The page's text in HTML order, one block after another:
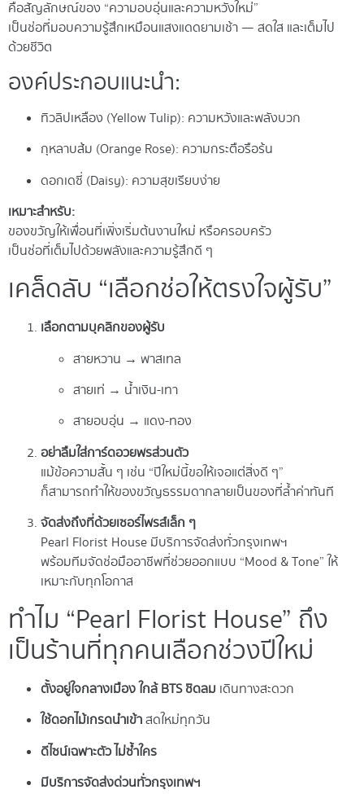
คือสัญลักษณ์ของ “ความอบอุ่นและความหวังใหม่”
เป็นช่อที่มอบความรู้สึกเหมือนแสงแดดยามเช้า — สดใส และเต็มไป
ด้วยชีวิต
องค์ประกอบแนะนำ:
ทิวลิปเหลือง (Yellow Tulip): ความหวังและพลังบวก
กุหลาบส้ม (Orange Rose): ความกระตือรือร้น
ดอกเดซี่ (Daisy): ความสุขเรียบง่าย
เหมาะสำหรับ:
ของขวัญให้เพื่อนที่เพิ่งเริ่มต้นงานใหม่ หรือครอบครัว
เป็นช่อที่เต็มไปด้วยพลังและความรู้สึกดี ๆ
เคล็ดลับ “เลือกช่อให้ตรงใจผู้รับ”
เลือกตามบุคลิกของผู้รับ
สายหวาน → พาสเทล
สายเท่ → น้ำเงิน-เทา
สายอบอุ่น → แดง-ทอง
อย่าลืมใส่การ์ดอวยพรส่วนตัว
แม้ข้อความสั้น ๆ เช่น “ปีใหม่นี้ขอให้เจอแต่สิ่งดี ๆ”
ก็สามารถทำให้ของขวัญธรรมดากลายเป็นของที่ล้ำค่าทันที
จัดส่งถึงที่ด้วยเซอร์ไพรส์เล็ก ๆ
Pearl Florist House มีบริการจัดส่งทั่วกรุงเทพฯ
พร้อมทีมจัดช่อมืออาชีพที่ช่วยออกแบบ “Mood & Tone” ให้
เหมาะกับทุกโอกาส
ทำไม “Pearl Florist House” ถึง
เป็นร้านที่ทุกคนเลือกช่วงปีใหม่
ตั้งอยู่ใจกลางเมือง ใกล้ BTS ชิดลม เดินทางสะดวก
ใช้ดอกไม้เกรดนำเข้าสดใหม่ทุกวัน
ดีไซน์เฉพาะตัว ไม่ซ้ำใคร
มีบริการจัดส่งด่วนทั่วกรุงเทพฯ